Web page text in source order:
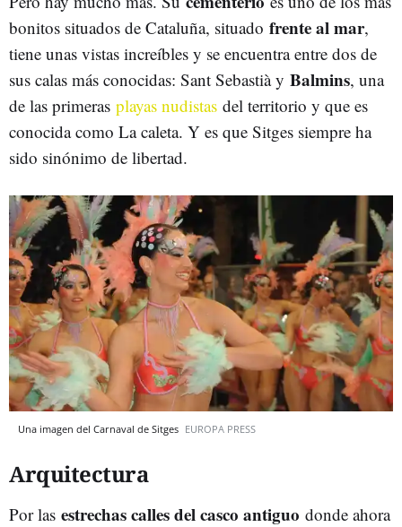
bonitos situados de Cataluña, situado frente al mar,
tiene unas vistas increíbles y se encuentra entre dos de
sus calas más conocidas: Sant Sebastià y Balmins, una
de las primeras playas nudistas del territorio y que es
conocida como La caleta. Y es que Sitges siempre ha
sido sinónimo de libertad.
Una imagen del Carnaval de Sitges EUROPA PRESS
Arquitectura
Por las estrechas calles del casco antiguo donde ahora